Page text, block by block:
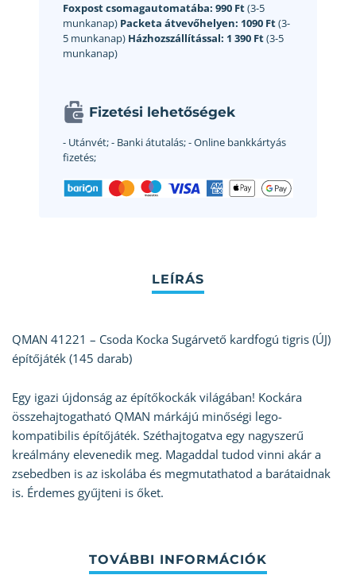
Foxpost csomagautomatába: 990 Ft(3-5
munkanap) Packeta átvevőhelyen: 1090 Ft(3-
5 munkanap) Házhozszállítással: 1 390 Ft(3-5
munkanap)
Fizetési lehetőségek
- Utánvét;- Banki átutalás;- Online bankkártyás
fizetés;
QMAN 41221 – Csoda Kocka Sugárvető kardfogú tigris (ÚJ)
építőjáték (145 darab)
Egy igazi újdonság az építőkockák világában! Kockára
összehajtogatható QMAN márkájú minőségi lego-
kompatibilis építőjáték. Széthajtogatva egy nagyszerű
kreálmány elevenedik meg. Magaddal tudod vinni akár a
zsebedben is az iskolába és megmutathatod a barátaidnak
is. Érdemes gyűjteni is őket.